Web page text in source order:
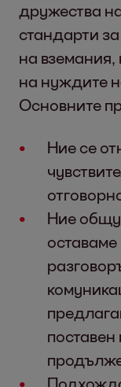
дружества
стандарти
на вземания,
на нуждите
Основните
Ние се
Ние